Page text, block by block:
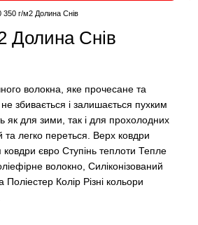
г/м2 Долина Снів
Долина Снів
волокна, яке прочесане та
збивається і залишається пухким
як для зими, так і для прохолодних
та легко переться. Верх ковдри
євро Ступінь теплоти Тепле
волокно, Силіконізований
Колір Різні кольори